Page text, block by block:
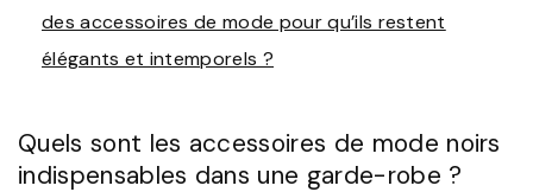
des accessoires de mode pour qu’ils restent
élégants et intemporels ?
Quels sont les accessoires de mode noirs
indispensables dans une garde-robe ?